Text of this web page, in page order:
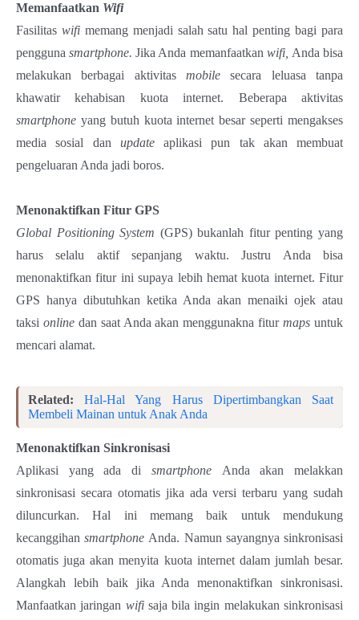
Memanfaatkan Wifi
Fasilitas wifi memang menjadi salah satu hal penting bagi para
penggunasmartphone.Jika Anda memanfaatkan wifi, Anda bisa
melakukan berbagai aktivitas mobilesecara leluasa tanpa
khawatir kehabisan kuota internet. Beberapa aktivitas
smartphone yang butuh kuota internet besar seperti mengakses
media sosial dan update aplikasi pun tak akan membuat
pengeluaran Anda jadi boros.
Menonaktifkan Fitur GPS
Global Positioning System (GPS) bukanlah fitur penting yang
harus selalu aktif sepanjang waktu. Justru Anda bisa
menonaktifkan fitur ini supaya lebih hemat kuota internet. Fitur
GPS hanya dibutuhkan ketika Anda akan menaiki ojek atau
taksi onlinedan saat Anda akan menggunakna fiturmapsuntuk
mencari alamat.
Related:Hal-Hal Yang Harus Dipertimbangkan Saat
Membeli Mainan untuk Anak Anda
Menonaktifkan Sinkronisasi
Aplikasi yang ada di smartphone Anda akan melakkan
sinkronisasi secara otomatis jika ada versi terbaru yang sudah
diluncurkan. Hal ini memang baik untuk mendukung
kecanggihansmartphone Anda. Namun sayangnya sinkronisasi
otomatis juga akan menyita kuota internet dalam jumlah besar.
Alangkah lebih baik jika Anda menonaktifkan sinkronisasi.
Manfaatkan jaringan wifi saja bila ingin melakukan sinkronisasi